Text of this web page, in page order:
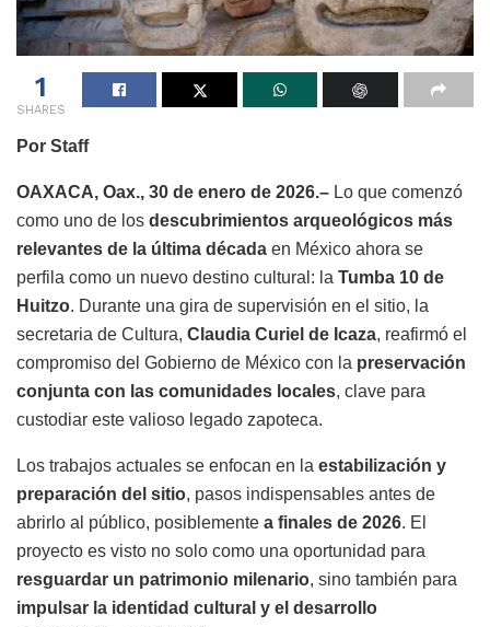
1
SHARES
Por Staff
OAXACA, Oax., 30 de enero de 2026.– Lo que comenzó
como uno de los descubrimientos arqueológicos más
relevantes de la última década en México ahora se
perfila como un nuevo destino cultural: la Tumba 10 de
Huitzo. Durante una gira de supervisión en el sitio, la
secretaria de Cultura, Claudia Curiel de Icaza, reafirmó el
compromiso del Gobierno de México con la preservación
conjunta con las comunidades locales, clave para
custodiar este valioso legado zapoteca.
Los trabajos actuales se enfocan en la estabilización y
preparación del sitio, pasos indispensables antes de
abrirlo al público, posiblemente a finales de 2026. El
proyecto es visto no solo como una oportunidad para
resguardar un patrimonio milenario, sino también para
impulsar la identidad cultural y el desarrollo